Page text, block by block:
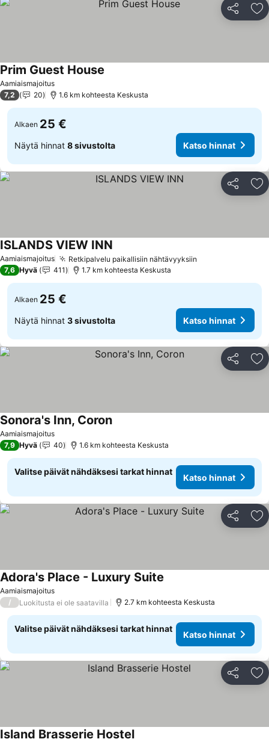
Jaa
Aamiaismajoitus
Prim Guest House
7,2 20 1.6 km kohteesta Keskusta
Alkaen 25 €
Näytä hinnat 8 sivustolta Katso hinnat
Jaa
Aamiaismajoitus Retkipalvelu paikallisiin nähtävyyksiin
ISLANDS VIEW INN
7,6 Hyvä 411 1.7 km kohteesta Keskusta
Alkaen 25 €
Näytä hinnat 3 sivustolta Katso hinnat
Jaa
Aamiaismajoitus
Sonora's Inn, CoronKatso hinnat
7,9 Hyvä 40 1.6 km kohteesta Keskusta
Valitse päivät nähdäksesi tarkat hinnat
Katso hinnat
Jaa
Aamiaismajoitus
Adora's Place - Luxury Suite
/ Luokitusta ei ole saatavilla 2.7 km kohteesta Keskusta
Valitse päivät nähdäksesi tarkat hinnat
Katso hinnat
Jaa
Island Brasserie Hostel